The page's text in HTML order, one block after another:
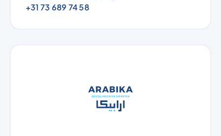
+31 73 689 74 58